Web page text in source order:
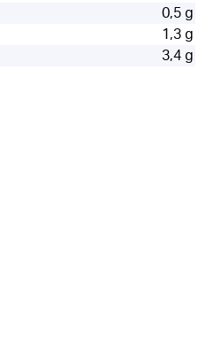
0,5 g
1,3 g
3,4 g